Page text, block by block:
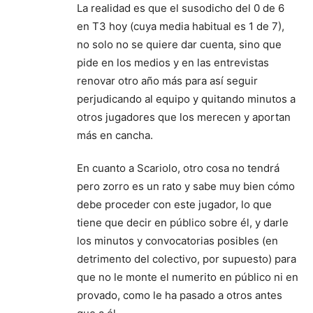
La realidad es que el susodicho del 0 de 6
en T3 hoy (cuya media habitual es 1 de 7),
no solo no se quiere dar cuenta, sino que
pide en los medios y en las entrevistas
renovar otro año más para así seguir
perjudicando al equipo y quitando minutos a
otros jugadores que los merecen y aportan
más en cancha.
En cuanto a Scariolo, otro cosa no tendrá
pero zorro es un rato y sabe muy bien cómo
debe proceder con este jugador, lo que
tiene que decir en público sobre él, y darle
los minutos y convocatorias posibles (en
detrimento del colectivo, por supuesto) para
que no le monte el numerito en público ni en
provado, como le ha pasado a otros antes